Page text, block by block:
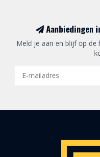
Aanbiedingen
Meld je aan en blijf op de